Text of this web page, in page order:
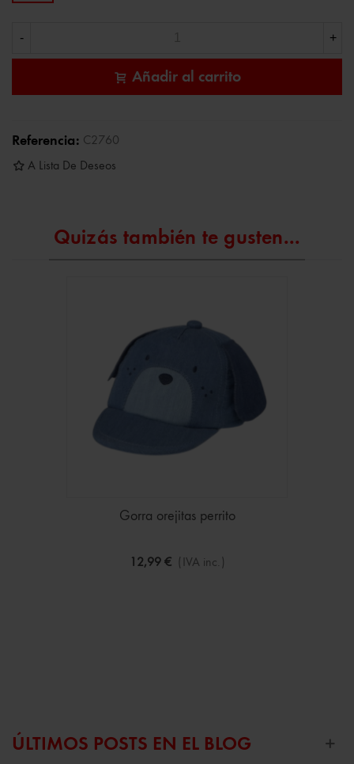
- +
Añadir al carrito
Referencia: C2760
A Lista De Deseos
Quizás también te gusten...
Gorra orejitas perrito
12,99 € (IVA inc.)
ÚLTIMOS POSTS EN EL BLOG